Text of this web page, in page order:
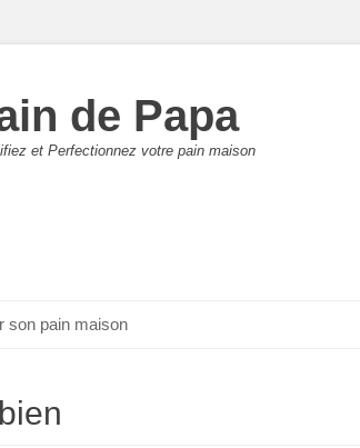
de Papa
et Perfectionnez votre pain maison
son pain maison